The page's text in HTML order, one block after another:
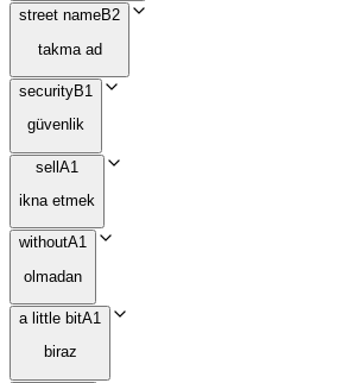
street nameB2
takma ad
securityB1
güvenlik
sellA1
ikna etmek
withoutA1
olmadan
a little bitA1
biraz